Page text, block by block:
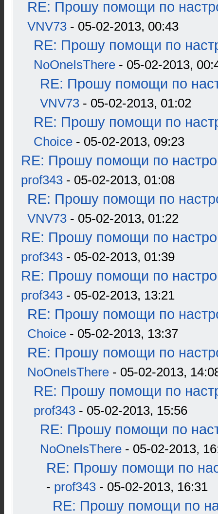
RE: Прошу помощи по
VNV73 - 05-02-2013, 00:43
RE: Прошу помощи по
NoOneIsThere - 05-02-2013,
RE: Прошу помощи по
VNV73 - 05-02-2013, 01:02
RE: Прошу помощи по
Choice - 05-02-2013, 09:23
RE: Прошу помощи по
prof343 - 05-02-2013, 01:08
RE: Прошу помощи по
VNV73 - 05-02-2013, 01:22
RE: Прошу помощи по
prof343 - 05-02-2013, 01:39
RE: Прошу помощи по
prof343 - 05-02-2013, 13:21
RE: Прошу помощи по
Choice - 05-02-2013, 13:37
RE: Прошу помощи по
NoOneIsThere - 05-02-2013,
RE: Прошу помощи по
prof343 - 05-02-2013, 15:56
RE: Прошу помощи по
NoOneIsThere - 05-02-2013,
RE: Прошу помощи по
- prof343 - 05-02-2013, 16:31
RE: Прошу помощи по